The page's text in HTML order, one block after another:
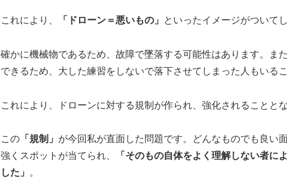
これにより、 「ドローン＝悪いもの」 といったイメージがついて
確かに機械物であるため、故障で墜落する可能性はあります。ま
できるため、大した練習をしないで落下させてしまった人もいる
これにより、ドローンに対する規制が作られ、強化されることとな
この 「規制」 が今回私が直面した問題です。どんなものでも良い
強くスポットが当てられ、
「そのもの自体をよく理解しない者に
した」
。